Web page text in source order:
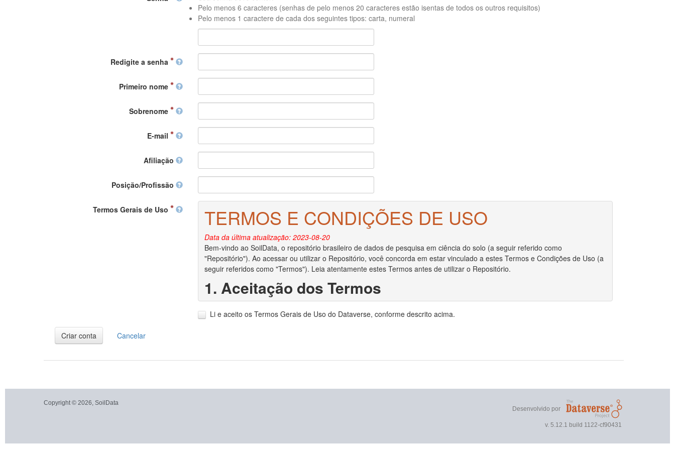
Pelo menos 6 caracteres (senhas de pelo menos 20 caracteres estão isentas de todos os outros requisitos)
Pelo menos 1 caractere de cada dos seguintes tipos: carta, numeral
Redigite a senha
Primeiro nome
Sobrenome
E-mail
Afiliação
Posição/Profissão
Termos Gerais de Uso TERMOS E CONDIÇÕES DE USO
Data da última atualização: 2023-08-20
Bem-vindo ao SoilData, o repositório brasileiro de dados de pesquisa em ciência do solo (a seguir referido como
"Repositório"). Ao acessar ou utilizar o Repositório, você concorda em estar vinculado a estes Termos e Condições de Uso (a
seguir referidos como "Termos"). Leia atentamente estes Termos antes de utilizar o Repositório.
1. Aceitação dos Termos
1.2. Você declara ser o criador/autor dos dados ou ter obtido permissão do criador/autor para depositar qualquer conjunto de
conjunto de dados e você for o proprietário dos direitos autorais, ao aceitar estes Termos, você ainda mantém os direitos
2.2. Se os direitos autorais forem aplicáveis e você não for o proprietário dos direitos autorais, você declara que o proprietário
2.3. Ao depositar dados no Repositório, você concede ao MapBiomas o direito não exclusivo de reproduzir, traduzir e
Li e aceito os Termos Gerais de Uso do Dataverse, conforme descrito acima.
Criar conta Cancelar
Copyright © 2026, SoilData
Desenvolvido por
v. 5.12.1 build 1122-cf90431